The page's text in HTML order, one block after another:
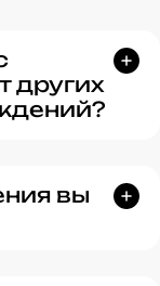
других
вы